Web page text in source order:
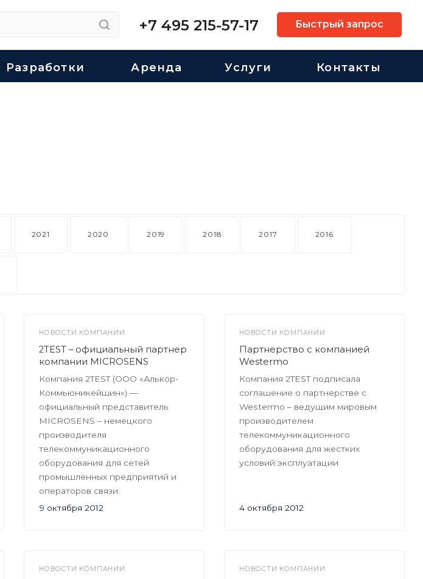
+7 495 215-57-17 Быстрый запрос
Разработки Аренда Услуги Контакты
2021 2020 2019 2018 2017 2016
НОВОСТИ КОМПАНИИ
9 октября 2012
2TEST – официальный партнер
компании MICROSENS
Компания 2TEST (ООО «Алькор-
Коммьюникейшин») —
официальный представитель
MICROSENS – немецкого
производителя
телекоммуникационного
оборудования для сетей
промышленных предприятий и
операторов связи.
НОВОСТИ КОМПАНИИ
4 октября 2012
Партнерство с компанией
Westermo
Компания 2TEST подписала
соглашение о партнерстве с
Westermo – ведущим мировым
производителем
телекоммуникационного
оборудования для жестких
условий эксплуатации
НОВОСТИ КОМПАНИИ НОВОСТИ КОМПАНИИ